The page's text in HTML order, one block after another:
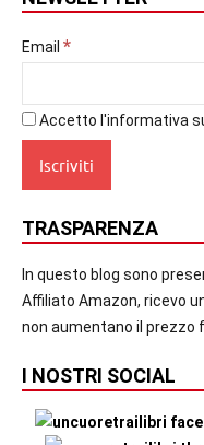
Email *
Accetto l'informativa
TRASPARENZA
In questo blog sono
Affiliato Amazon, ricevo
non aumentano il prezzo
I NOSTRI SOCIAL